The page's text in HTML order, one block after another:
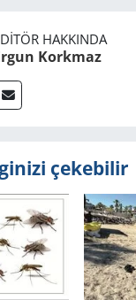
HAKKINDA
Korkmaz
çekebilir